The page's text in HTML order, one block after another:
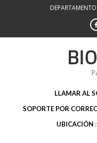
LLAMAR AL
SOPORTE POR
UBICACIÓN